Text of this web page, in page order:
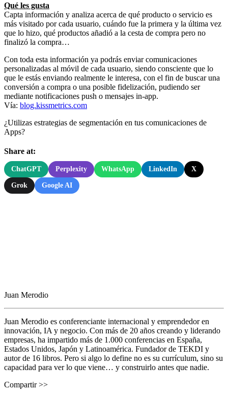
Qué les gusta
Capta información y analiza acerca de qué producto o servicio es
más visitado por cada usuario, cuándo fue la primera y la última vez
que lo hizo, qué productos añadió a la cesta de compra pero no
finalizó la compra…
Con toda esta información ya podrás enviar comunicaciones
personalizadas al móvil de cada usuario, siendo consciente que lo
que le estás enviando realmente le interesa, con el fin de buscar una
conversión a compra o una posible fidelización, pudiendo ser
mediante notificaciones push o mensajes in-app.
Vía: blog.kissmetrics.com
¿Utilizas estrategias de segmentación en tus comunicaciones de
Apps?
Share at:
ChatGPT Perplexity WhatsApp LinkedIn X
Grok Google AI
Juan Merodio
Juan Merodio es conferenciante internacional y emprendedor en
innovación, IA y negocio. Con más de 20 años creando y liderando
empresas, ha impartido más de 1.000 conferencias en España,
Estados Unidos, Japón y Latinoamérica. Fundador de TEKDI y
autor de 16 libros. Pero si algo lo define no es su currículum, sino su
capacidad para ver lo que viene… y construirlo antes que nadie.
Compartir >>